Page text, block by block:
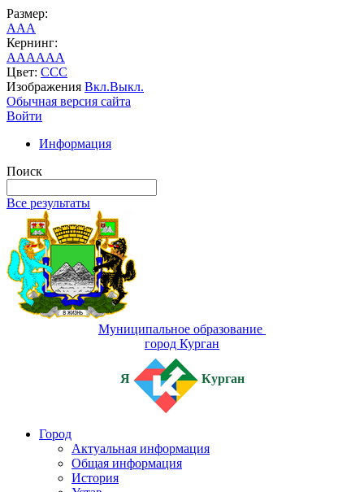
Размер:
AAA
Кернинг:
AAAAAA
Цвет: CCC
Изображения Вкл.Выкл.
Обычная версия сайта
Войти
Информация
Поиск
Все результаты
Муниципальное образование
город Курган
Я Курган
Город
Актуальная информация
Общая информация
История